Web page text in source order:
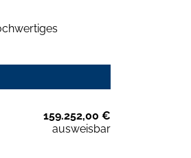
159.252,00 €
ausweisbar